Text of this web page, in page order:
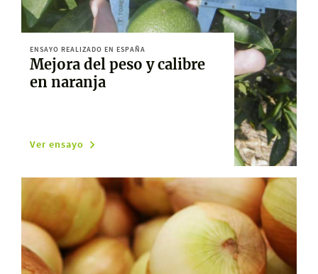
ENSAYO REALIZADO EN ESPAÑA
Mejora del peso y calibre
en naranja
Ver ensayo